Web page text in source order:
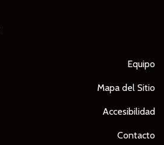
Equipo
Mapa del Sitio
Accesibilidad
Contacto